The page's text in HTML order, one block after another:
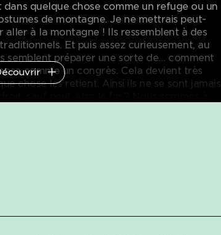
quelque chose comme un refuge ou un
de montagne. Je ne mettrais peut-
à la montagne ! Ils ressemblent à des
Et puis assez curieusement, au
semblent préparer une sorte de… comment
comme un congrès. Cela devient très
chose les retient. Ainsi ils ne se sont jamais